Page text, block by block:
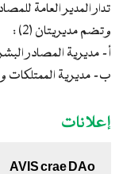
إعلانات
AVIS crae DAo
تدار المدير العامة
وتضم مديريتان (2) :
أ‌- مديرية المصادر
ب‌- مديرية الممتلكات